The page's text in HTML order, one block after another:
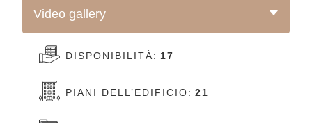
Video gallery
DISPONIBILITÀ: 17
PIANI DELL’EDIFICIO: 21